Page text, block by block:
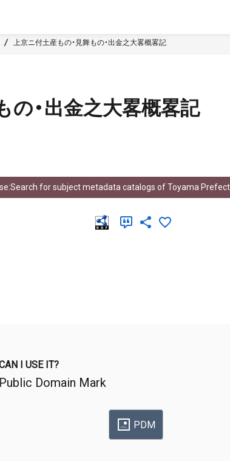
上京ニ付土産もの・見舞もの・出金之大畧概畧記
の・出金之大畧概畧記
for subject metadata catalogs of Toyama
I USE IT?
Public Domain Mark
PDM